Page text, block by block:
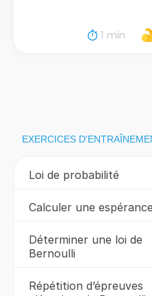
1 min
EXERCICES
Loi de probabilité
Calculer une
Déterminer une loi de
Bernoulli
Répétition d’épreuves